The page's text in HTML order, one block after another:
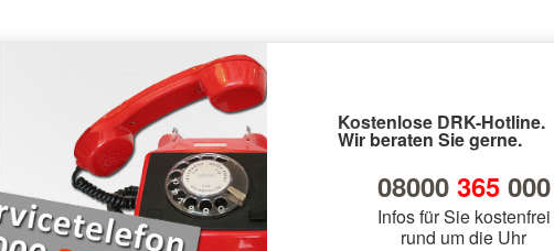
Kostenlose DRK-Hotline.
Wir beraten Sie gerne.
08000 365000
Infos für Sie kostenfrei
rund um die Uhr